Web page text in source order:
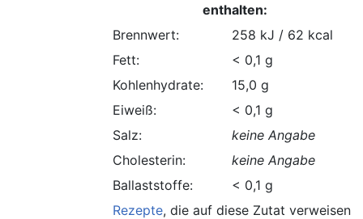
enthalten:
Brennwert:
258 kJ / 62 kcal
Fett:
< 0,1 g
Kohlenhydrate:
15,0 g
Eiweiß:
< 0,1 g
Salz:
keine Angabe
Cholesterin:
keine Angabe
Ballaststoffe:
< 0,1 g
Rezepte, die auf diese Zutat verweisen.